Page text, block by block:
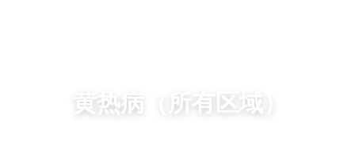
黄热病（所有区域）